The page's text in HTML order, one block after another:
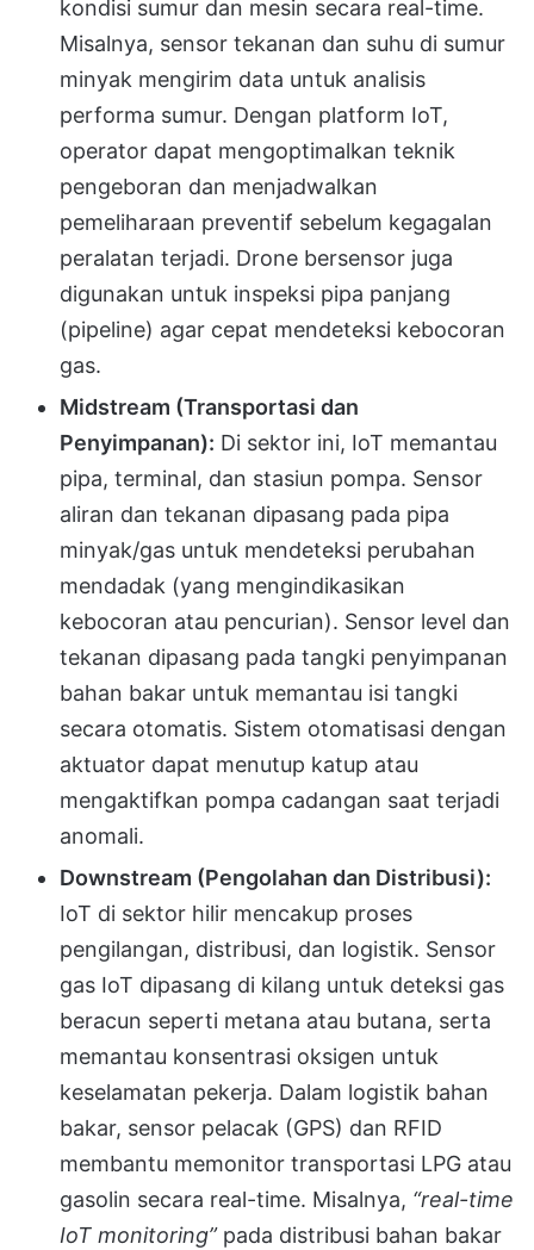
kondisi sumur dan mesin secara real-time.
Misalnya, sensor tekanan dan suhu di sumur
minyak mengirim data untuk analisis
performa sumur. Dengan platform IoT,
operator dapat mengoptimalkan teknik
pengeboran dan menjadwalkan
pemeliharaan preventif sebelum kegagalan
peralatan terjadi. Drone bersensor juga
digunakan untuk inspeksi pipa panjang
(pipeline) agar cepat mendeteksi kebocoran
gas.
Midstream (Transportasi dan
Penyimpanan): Di sektor ini, IoT memantau
pipa, terminal, dan stasiun pompa. Sensor
aliran dan tekanan dipasang pada pipa
minyak/gas untuk mendeteksi perubahan
mendadak (yang mengindikasikan
kebocoran atau pencurian). Sensor level dan
tekanan dipasang pada tangki penyimpanan
bahan bakar untuk memantau isi tangki
secara otomatis. Sistem otomatisasi dengan
aktuator dapat menutup katup atau
mengaktifkan pompa cadangan saat terjadi
anomali.
Downstream (Pengolahan dan Distribusi):
IoT di sektor hilir mencakup proses
pengilangan, distribusi, dan logistik. Sensor
gas IoT dipasang di kilang untuk deteksi gas
beracun seperti metana atau butana, serta
memantau konsentrasi oksigen untuk
keselamatan pekerja. Dalam logistik bahan
bakar, sensor pelacak (GPS) dan RFID
membantu memonitor transportasi LPG atau
gasolin secara real-time. Misalnya, “real-time
IoT monitoring”pada distribusi bahan bakar